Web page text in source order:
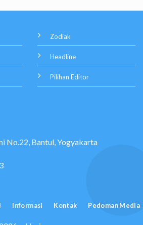
Zodiak
Headline
Pilihan Editor
No.22, Bantul, Yogyakarta
Informasi Kontak Pedoman Media